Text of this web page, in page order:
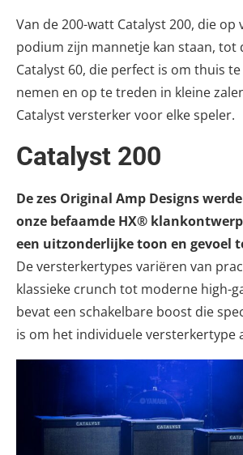
Van de 200-watt Catalyst 200, die op
podium zijn mannetje kan staan, tot
Catalyst 60, die perfect is om thuis
nemen en op te treden in kleine
Catalyst versterker voor elke speler.
Catalyst 200
De zes Original Amp Designs
onze befaamde HX®
een uitzonderlijke toon en gevoel
De versterkertypes variëren van
klassieke crunch tot moderne high-
bevat een schakelbare boost die
is om het individuele versterkertype